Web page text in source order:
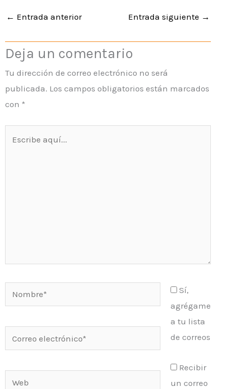
← Entrada anterior Entrada siguiente →
Deja un comentario
Tu dirección de correo electrónico no será
publicada. Los campos obligatorios están marcados
con *
Nombre*
electrónico*
Sí,
agrégame
a tu lista
de correos
Recibir
un correo